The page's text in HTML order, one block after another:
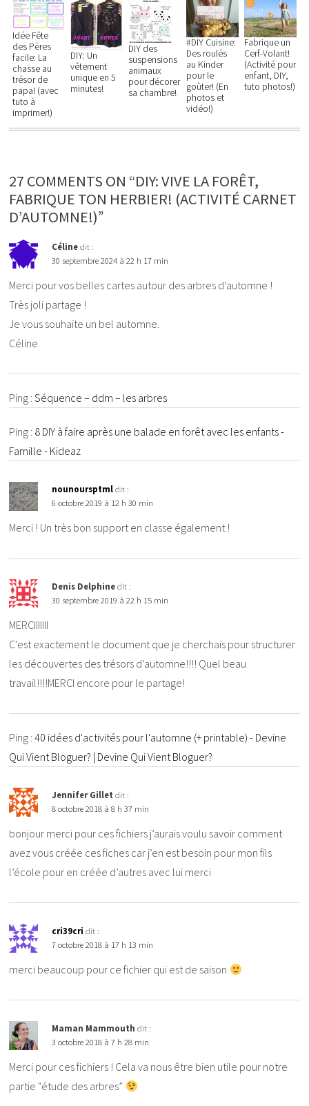
Idée Fête
des Pères
facile: La
chasse au
trésor de
papa! (avec
tuto à
imprimer!)
DIY: Un
vêtement
unique en 5
minutes!
DIY des
suspensions
animaux
pour décorer
sa chambre!
#DIY Cuisine:
Des roulés
au Kinder
pour le
goûter! (En
photos et
vidéo!)
Fabrique un
Cerf-Volant!
(Activité pour
enfant, DIY,
tuto photos!)
27 COMMENTS ON “DIY: VIVE LA FORÊT,
FABRIQUE TON HERBIER! (ACTIVITÉ CARNET
D’AUTOMNE!)”
Céline dit :
30 septembre 2024 à 22 h 17 min
Merci pour vos belles cartes autour des arbres d’automne !
Très joli partage !
Je vous souhaite un bel automne.
Céline
Ping :Séquence – ddm – les arbres
Ping : 8 DIY à faire après une balade en forêt avec les enfants -
Famille - Kideaz
nounoursptml dit :
6 octobre 2019 à 12 h 30 min
Merci ! Un très bon support en classe également !
Denis Delphine dit :
30 septembre 2019 à 22 h 15 min
MERCIIIIIII
C’est exactement le document que je cherchais pour structurer
les découvertes des trésors d’automne!!!! Quel beau
travail!!!!MERCI encore pour le partage!
Ping :40 idées d'activités pour l'automne (+ printable) - Devine
Qui Vient Bloguer? | Devine Qui Vient Bloguer?
Jennifer Gillet dit :
8 octobre 2018 à 8 h 37 min
bonjour merci pour ces fichiers j’aurais voulu savoir comment
avez vous créée ces fiches car j’en est besoin pour mon fils
l’école pour en créée d’autres avec lui merci
cri39cri dit :
7 octobre 2018 à 17 h 13 min
merci beaucoup pour ce fichier qui est de saison
Maman Mammouth dit :
3 octobre 2018 à 7 h 28 min
Merci pour ces fichiers ! Cela va nous être bien utile pour notre
partie “étude des arbres”